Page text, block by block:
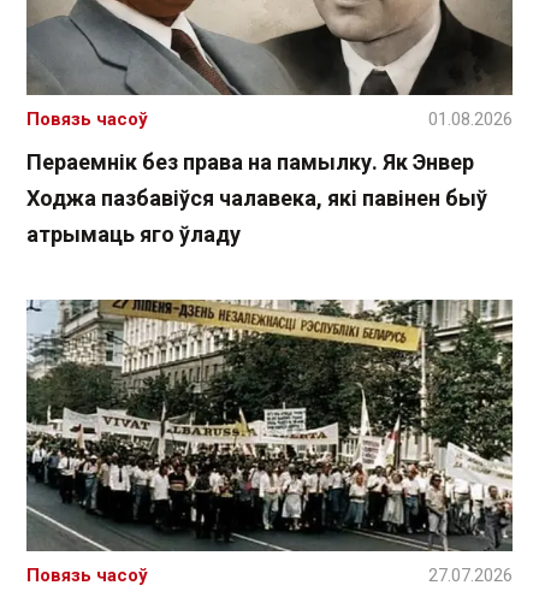
Пераемнік без права на памылку. Як Энвер
Ходжа пазбавіўся чалавека, які павінен быў
атрымаць яго ўладу
Повязь часоў 01.08.2026
Повязь часоў 27.07.2026